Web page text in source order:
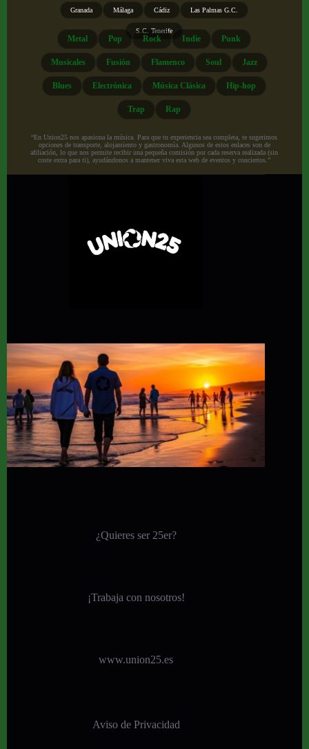
Granada Málaga Cádiz Las Palmas G.C.
S.C. Tenerife
Metal Pop Rock Indie Punk
Musicales Fusión Flamenco Soul Jazz
Blues Electrónica Música Clásica Hip-hop
Trap Rap
“En Union25 nos apasiona la música. Para que tu experiencia sea completa, te sugerimos
opciones de transporte, alojamiento y gastronomía. Algunos de estos enlaces son de
afiliación, lo que nos permite recibir una pequeña comisión por cada reserva realizada (sin
coste extra para ti), ayudándonos a mantener viva esta web de eventos y conciertos.”
¿Quieres ser 25er?
¡Trabaja con nosotros!
www.union25.es
Aviso de Privacidad